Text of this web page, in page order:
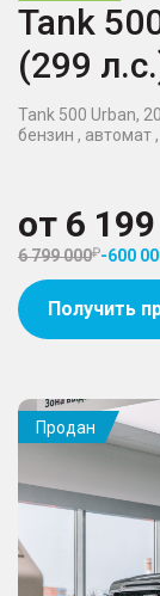
Tank
(299
Tank 500 Urban,
бензин , автомат
от 6
6 799 000 -600
Получить
Продан